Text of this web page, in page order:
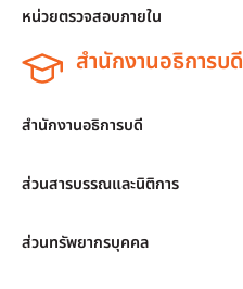
หน่วยตรวจสอบภายใน
สำนักงานอธิการบดี
สำนักงานอธิการบดี
ส่วนสารบรรณและนิติการ
ส่วนทรัพยากรบุคคล